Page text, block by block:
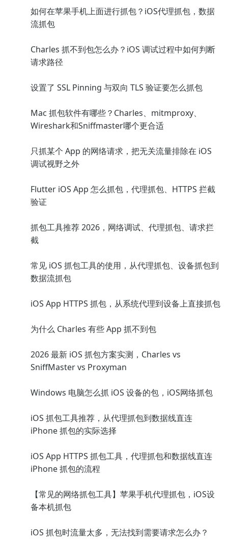
如何在苹果手机上面进行抓包？iOS代理抓包，数据
流抓包
Charles 抓不到包怎么办？iOS 调试过程中如何判断
请求路径
设置了 SSL Pinning 与双向 TLS 验证要怎么抓包
Mac 抓包软件有哪些？Charles、mitmproxy、
Wireshark和Sniffmaster哪个更合适
只抓某个 App 的网络请求，把无关流量排除在 iOS
调试视野之外
Flutter iOS App 怎么抓包，代理抓包、HTTPS 拦截
验证
抓包工具推荐 2026，网络调试、代理抓包、请求拦
截
常见 iOS 抓包工具的使用，从代理抓包、设备抓包到
数据流抓包
iOS App HTTPS 抓包，从系统代理到设备上直接抓包
为什么 Charles 有些 App 抓不到包
2026 最新 iOS 抓包方案实测，Charles vs
SniffMaster vs Proxyman
Windows 电脑怎么抓 iOS 设备的包，iOS网络抓包
iOS 抓包工具推荐，从代理抓包到数据线直连
iPhone 抓包的实际选择
iOS App HTTPS 抓包工具，代理抓包和数据线直连
iPhone 抓包的流程
【常见的网络抓包工具】苹果手机代理抓包，iOS设
备本机抓包
iOS 抓包时流量太多，无法找到需要请求怎么办？